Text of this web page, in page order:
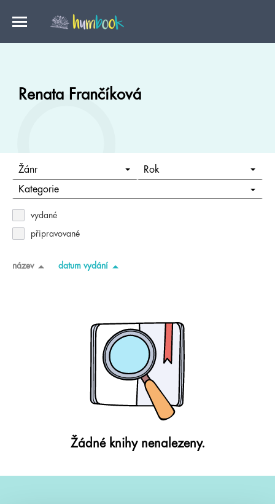
Renata Frančíková
Žánr Rok
Kategorie
vydané
připravované
název datum vydání
Žádné knihy nenalezeny.